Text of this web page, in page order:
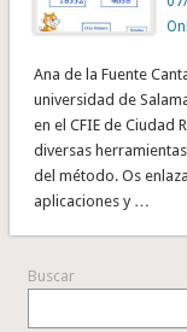
Ana de la Fuente
universidad de
en el CFIE de Ciudad
diversas
del método. Os
aplicaciones y …
Buscar